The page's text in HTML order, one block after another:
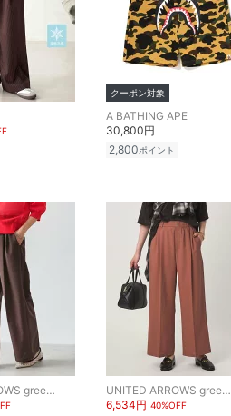
クーポン対象
A BATHING APE
30,800円
2,800ポイント
UNITED ARROWS green label relaxing
UNITED ARROWS green label relaxing
6,534円 40%OFF